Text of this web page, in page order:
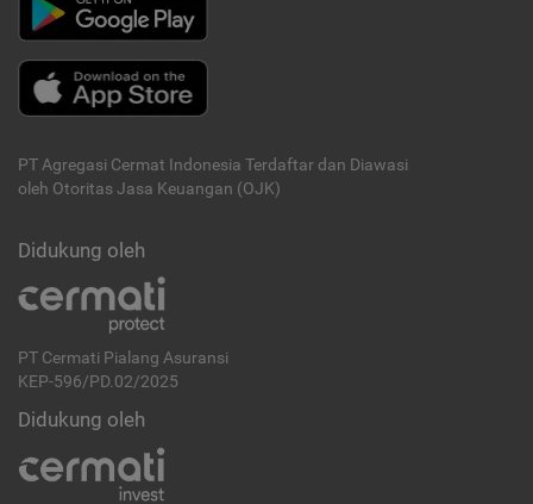
PT Agregasi Cermat Indonesia Terdaftar dan Diawasi
oleh Otoritas Jasa Keuangan (OJK)
Didukung oleh
PT Cermati Pialang Asuransi
KEP-596/PD.02/2025
Didukung oleh